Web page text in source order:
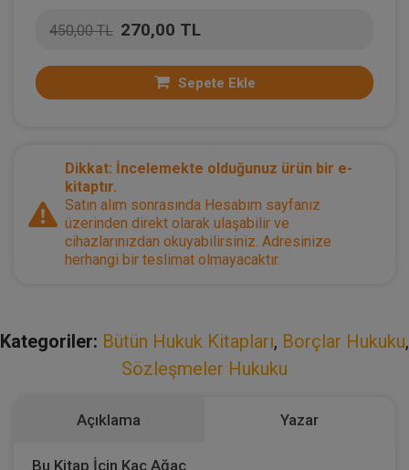
450,00 TL 270,00 TL
Sepete Ekle
Dikkat: İncelemekte olduğunuz ürün bir e-
kitaptır.
Satın alım sonrasında Hesabım sayfanız
üzerinden direkt olarak ulaşabilir ve
cihazlarınızdan okuyabilirsiniz. Adresinize
herhangi bir teslimat olmayacaktır.
Kategoriler: Bütün Hukuk Kitapları, Borçlar Hukuku,
Sözleşmeler Hukuku
Açıklama Yazar
Bu Kitap İçin Kaç Ağaç